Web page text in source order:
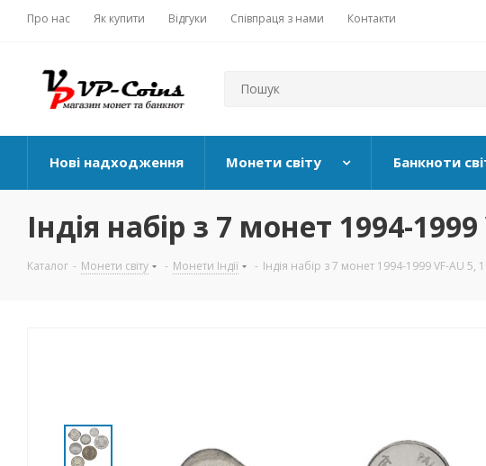
Про нас Як купити Відгуки Співпраця з нами Контакти
Нові надходження Монети світу Банкноти
Індія набір з 7 монет 1994-
Каталог - Монети світу - Монети Індії - Індія набір з 7 монет 1994-1999 VF-AU 5,